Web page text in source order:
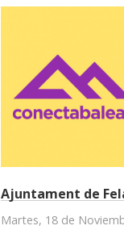
Ajuntament de
Martes, 18 de